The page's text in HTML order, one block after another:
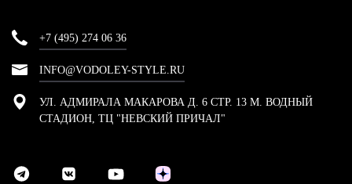
+7 (495) 274 06 36
INFO@VODOLEY-STYLE.RU
УЛ. АДМИРАЛА МАКАРОВА Д. 6 СТР. 13 М. ВОДНЫЙ
СТАДИОН, ТЦ "НЕВСКИЙ ПРИЧАЛ"